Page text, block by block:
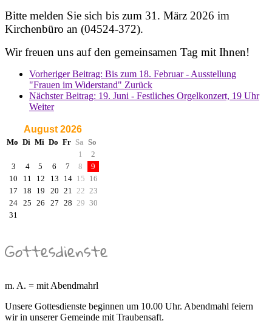
Bitte melden Sie sich bis zum 31. März 2026 im
Kirchenbüro an (04524-372).
Wir freuen uns auf den gemeinsamen Tag mit Ihnen!
Vorheriger Beitrag: Bis zum 18. Februar - Ausstellung
"Frauen im Widerstand" Zurück
Nächster Beitrag: 19. Juni - Festliches Orgelkonzert, 19 Uhr
Weiter
August 2026
Mo Di Mi Do Fr Sa So
1
2
3
4 5 6 7 8
9
10
11 12 13 14 15 16
17
18 19 20 21 22 23
24 25 26 27 28 29 30
31
Gottesdienste
m. A. = mit Abendmahrl
Unsere Gottesdienste beginnen um 10.00 Uhr. Abendmahl feiern
wir in unserer Gemeinde mit Traubensaft.